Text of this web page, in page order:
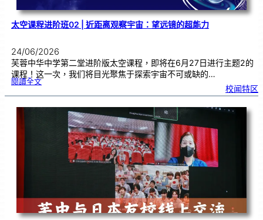
太空课程进阶班02 | 近距离观察宇宙：望远镜的超能力
24/06/2026
芙蓉中华中学第二堂进阶版太空课程，即将在6月27日进行主题2的
课程！这一次，我们将目光聚焦于探索宇宙不可或缺的…
閱讀全文:太
程
阶
班
校闻特区